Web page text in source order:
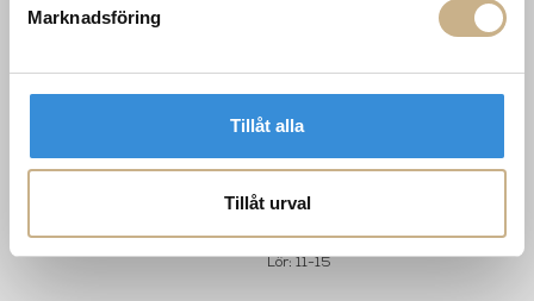
Marknadsföring
Tillåt alla
Tillåt urval
INFORMATION
Köpvillkor
Hållbarhet
info@mariellastore.se
Tis-fre: 10-18
Lör: 11-15